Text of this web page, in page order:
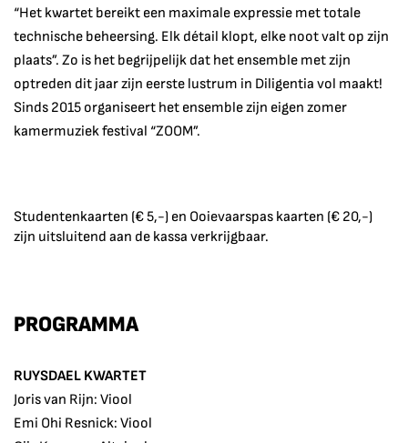
“Het kwartet bereikt een maximale expressie met totale
technische beheersing. Elk détail klopt, elke noot valt op zijn
plaats”. Zo is het begrijpelijk dat het ensemble met zijn
optreden dit jaar zijn eerste lustrum in Diligentia vol maakt!
Sinds 2015 organiseert het ensemble zijn eigen zomer
kamermuziek festival “ZOOM”.
Studentenkaarten (€ 5,-) en Ooievaarspas kaarten (€ 20,-)
zijn uitsluitend aan de kassa verkrijgbaar.
PROGRAMMA
RUYSDAEL KWARTET
Joris van Rijn: Viool
Emi Ohi Resnick: Viool